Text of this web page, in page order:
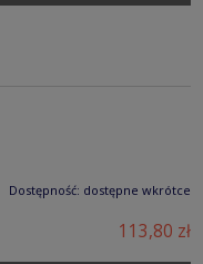
Dostępność: dostępne wkrótce
113,80 zł